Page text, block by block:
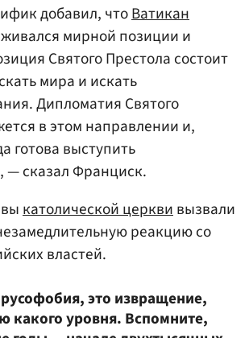
добавил, чтоВатикан
мирной позиции и
Святого Престола состоит
мира и искать
Дипломатия Святого
в этом направлении и,
готова выступить
— сказал Франциск.
католической церквивызвали
реакцию со
властей.
это извращение,
какого уровня. Вспомните,